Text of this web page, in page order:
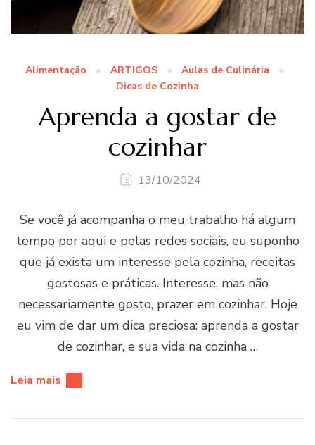
Alimentação ARTIGOS
Aulas de Culinária
Dicas de Cozinha
Aprenda a gostar de
cozinhar
13/10/2024
Se você já acompanha o meu trabalho há algum
tempo por aqui e pelas redes sociais, eu suponho
que já exista um interesse pela cozinha, receitas
gostosas e práticas. Interesse, mas não
necessariamente gosto, prazer em cozinhar. Hoje
eu vim de dar um dica preciosa: aprenda a gostar
de cozinhar, e sua vida na cozinha …
Leia mais